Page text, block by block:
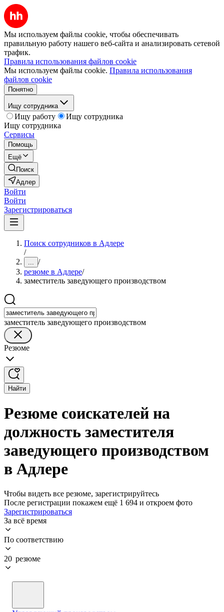
Мы используем файлы cookie, чтобы обеспечивать
правильную работу нашего веб-сайта и анализировать сетевой
трафик.
Правила использования файлов cookie
Мы используем файлы cookie. Правила использования
файлов cookie
Понятно
Ищу сотрудника
Ищу работу
Ищу сотрудника
Ищу сотрудника
Сервисы
Помощь
Ещё
Поиск
Адлер
Войти
Войти
Зарегистрироваться
Поиск сотрудников в Адлере
/
... /
резюме в Адлере/
заместитель заведующего производством
заместитель заведующего производством
Резюме
Найти
Резюме соискателей на
должность заместителя
заведующего производством
в Адлере
Чтобы видеть все резюме, зарегистрируйтесь
После регистрации покажем ещё 1 694 и откроем фото
Зарегистрироваться
За всё время
По соответствию
20 резюме